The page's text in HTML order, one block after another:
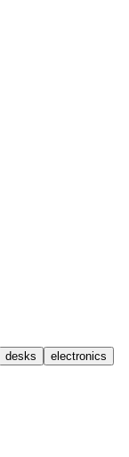
desks electronics